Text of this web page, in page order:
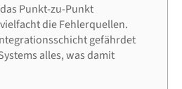
Punkt-zu-Punkt
die Fehlerquellen.
gefährdet
alles, was damit